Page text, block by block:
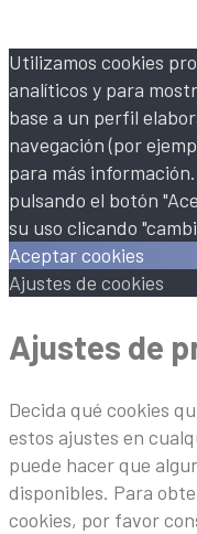
Utilizamos cookies
analíticos y para
base a un perfil
navegación (por
para más
pulsando el botón
su uso clicando
Aceptar cookies
Ajustes de cookies
Ajustes de
Decida qué cookies
estos ajustes en
puede hacer que
disponibles. Para
cookies, por favor